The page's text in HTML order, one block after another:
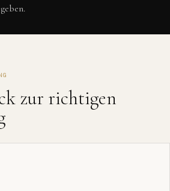
zur richtigen